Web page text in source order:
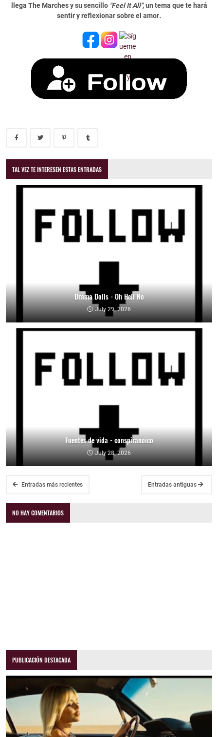
llega The Marches y su sencillo "Feel It All",un tema que te hará
sentir y reflexionar sobre el amor.
TAL VEZ TE INTERESEN ESTAS ENTRADAS
Drama Dolls - Oh Hell No
July 29, 2026
Fuentes de vida - conspiranoico
July 28, 2026
Entradas más recientes Entradas antiguas
NO HAY COMENTARIOS
PUBLICACIÓN DESTACADA